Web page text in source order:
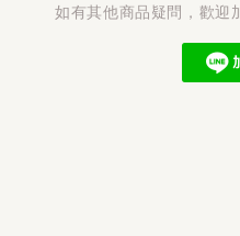
如有其他商品疑問，歡迎